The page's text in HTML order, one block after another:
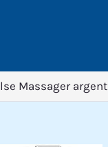
Massager